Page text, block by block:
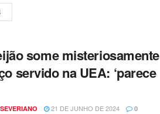
some misteriosamente
servido na UEA: ‘parece
21 DE JUNHO DE 2024 0